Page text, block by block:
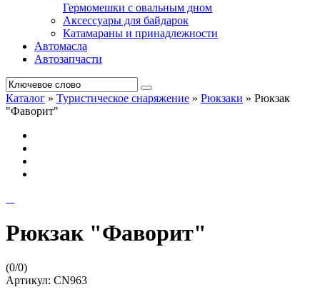
Гермомешки с овальным дном
Аксессуары для байдарок
Катамараны и принадлежности
Автомасла
Автозапчасти
Каталог » Туристическое снаряжение » Рюкзаки » Рюкзак
"Фаворит"
Рюкзак "Фаворит"
(0/0)
Артикул: CN963